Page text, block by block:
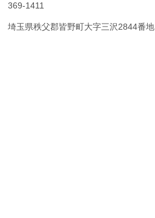
369-1411
埼玉県秩父郡皆野町大字三沢2844番地